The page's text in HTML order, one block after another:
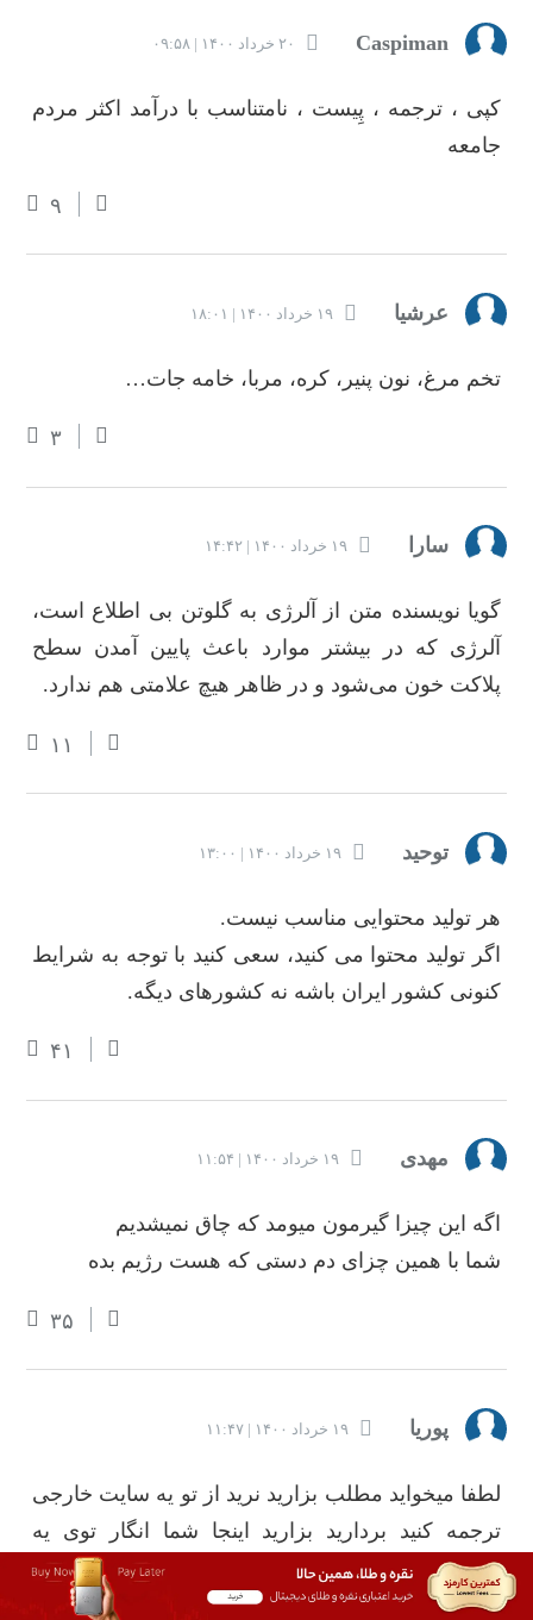
Caspiman ۲۰ خرداد ۱۴۰۰ | ۰۹:۵۸
کپی ، ترجمه ، پِیست ، نامتناسب با درآمد اکثر مردم
جامعه
۹
عرشیا ۱۹ خرداد ۱۴۰۰ | ۱۸:۰۱
تخم مرغ، نون پنیر، کره، مربا، خامه جات…
۳
سارا ۱۹ خرداد ۱۴۰۰ | ۱۴:۴۲
گویا نویسنده متن از آلرژی به گلوتن بی اطلاع است،
آلرژی که در بیشتر موارد باعث پایین آمدن سطح
پلاکت خون می‌شود و در ظاهر هیچ علامتی هم ندارد.
۱۱
توحید ۱۹ خرداد ۱۴۰۰ | ۱۳:۰۰
هر تولید محتوایی مناسب نیست.
اگر تولید محتوا می کنید، سعی کنید با توجه به شرایط
کنونی کشور ایران باشه نه کشورهای دیگه.
۴۱
مهدی ۱۹ خرداد ۱۴۰۰ | ۱۱:۵۴
اگه این چیزا گیرمون میومد که چاق نمیشدیم
شما با همین چزای دم دستی که هست رژیم بده
۳۵
پوریا ۱۹ خرداد ۱۴۰۰ | ۱۱:۴۷
لطفا میخواید مطلب بزارید نرید از تو یه سایت خارجی
ترجمه کنید بردارید بزارید اینجا شما انگار توی یه
فضای دیگه ای هستی،چندرصد جامعه ایرانی چنین
مواردی توی صبحانشون هست؟ آووکادو با تخم